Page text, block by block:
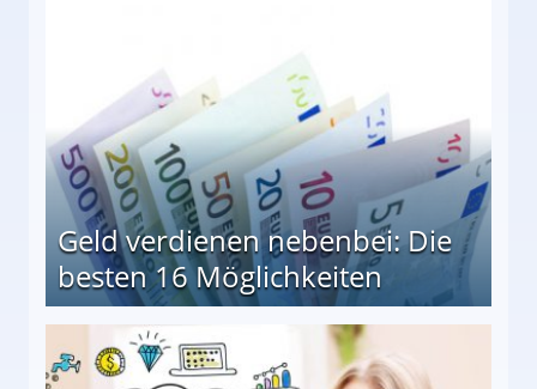
Geld verdienen nebenbei: Die
besten 16 Möglichkeiten